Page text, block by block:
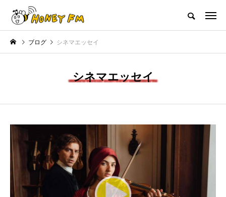
ハニーエフエム｜地域・人にフォーカスし発信するウェブラジオ局
HOME ハニーFMの紹介
NEW POST
ブログ シネマエッセイ
シネマエッセイ